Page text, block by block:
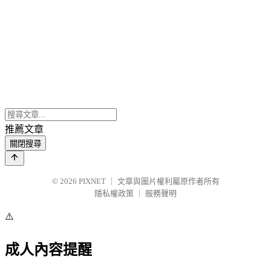
推薦文章
關閉搜尋
© 2026 PIXNET
文章與圖片權利屬原作者所有
隱私權政策
服務聲明
⚠️
成人內容提醒